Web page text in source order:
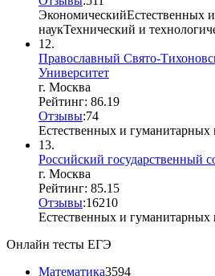
ЭкономическийЕстественных
наукТехнический и
12.
Православный Свято-
Университет
г. Москва
Рейтинг: 86.19
Отзывы:74
Естественных и гуманитарных
13.
Российский государственный
г. Москва
Рейтинг: 85.15
Отзывы:16210
Естественных и гуманитарных
Онлайн тесты ЕГЭ
Математика3594